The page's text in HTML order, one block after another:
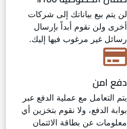
لن يتم بيع بياناتك إلى شركات
أخرى ولن نقوم أبداً بإرسال
رسائل غير مرغوب فيها إليك.
دفع امن
يتم التعامل مع عملية الدفع عبر
بوابة الدفع، ولا نقوم بتخزين أي
معلومات عن بطاقة الائتمان